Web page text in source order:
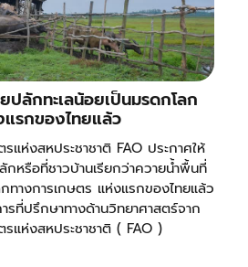
ปลักทะเลน้อยเป็นมรดกโลก
แรกของไทยแล้ว
รแห่งสหประชาชาติ FAO ประกาศให้
กหรือที่ชาวบ้านเรียกว่าควายน้ำพื้นที่
ทางการเกษตร แห่งแรกของไทยแล้ว
ที่ปรึกษาทางด้านวิทยาศาสตร์จาก
รแห่งสหประชาชาติ ( FAO )